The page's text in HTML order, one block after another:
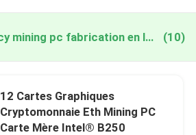
cryptocurrency mining pc fabrication en ligne (10)
12 Cartes Graphiques
Cryptomonnaie Eth Mining PC
Carte Mère Intel® B250